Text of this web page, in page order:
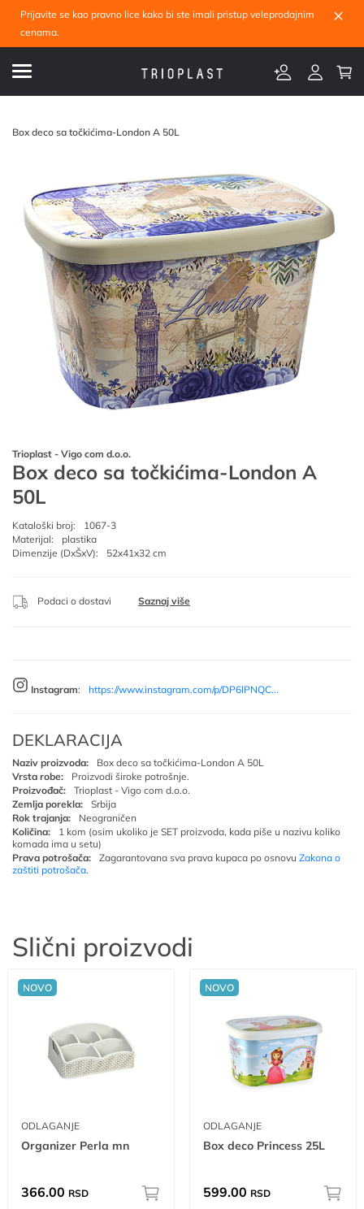
Prijavite se kao pravno lice kako bi ste imali pristup veleprodajnim
cenama.
×
Box deco sa točkićima-London A 50L
Trioplast - Vigo com d.o.o.
Box deco sa točkićima-London A
50L
Kataloški broj:
1067-3
Materijal:
plastika
Dimenzije (DxŠxV):
52x41x32 cm
Podaci o dostavi Saznaj više
Instagram: https://www.instagram.com/p/DP6lPNQC...
DEKLARACIJA
Naziv proizvoda:
Box deco sa točkićima-London A 50L
Vrsta robe:
Proizvodi široke potrošnje.
Proizvođač:
Trioplast - Vigo com d.o.o.
Zemlja porekla:
Srbija
Rok trajanja:
Neograničen
Količina:
1 kom (osim ukoliko je SET proizvoda, kada piše u nazivu koliko
komada ima u setu)
Prava potrošača:
Zagarantovana sva prava kupaca po osnovu Zakona o
zaštiti potrošača.
Slični proizvodi
NOVO
ODLAGANJE
Organizer Perla mn
366.00 RSD
NOVO
ODLAGANJE
Box deco Princess 25L
599.00 RSD